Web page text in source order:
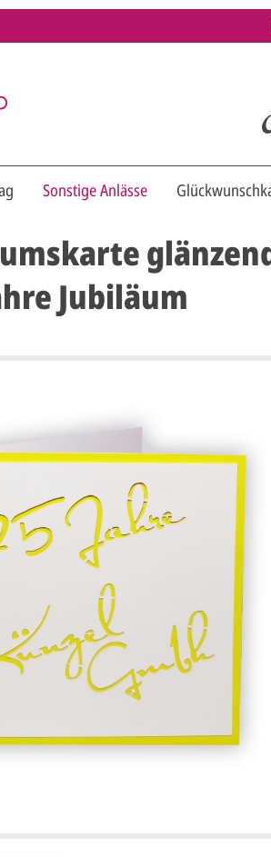
Sonstige Anlässe
Jubiläum